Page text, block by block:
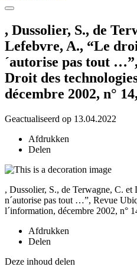
, Dussolier, S., de
Lefebvre, A., “Le
´autorise pas tout
Droit des
décembre 2002, n°
Geactualiseerd op 13.04.2022
Afdrukken
Delen
, Dussolier, S., de Terwagne, C.
n´autorise pas tout …”, Revue
l´information, décembre 2002, n°
Afdrukken
Delen
Deze inhoud delen